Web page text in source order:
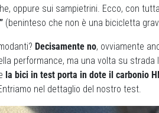
oppure sui sampietrini. Ecco, con
(beninteso che non è una bicicletta
Decisamente no, ovviamente
performance, ma una volta su strada
la bici in test porta in dote il carbonio
nel dettaglio del nostro test.